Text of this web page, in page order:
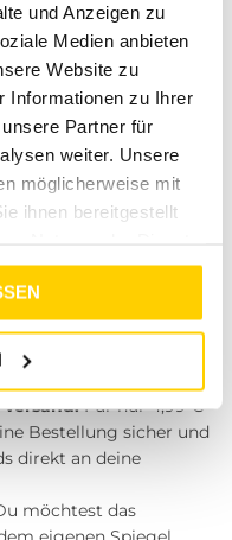
und Anzeigen zu
Medien anbieten
Website zu
Informationen zu Ihrer
Partner für
weiter. Unsere
möglicherweise mit
ihnen bereitgestellt
Als dein
wir dir sorgfältig
Trends mit zeitloser
ist es, dir ein
bieten, bei dem du
Persönlichkeit perfekt
und
bei uns so bequem
Hast du Bedenken, ob
Konditionen:
Für nur 4,99 €
Bestellung sicher und
direkt an deine
möchtest das